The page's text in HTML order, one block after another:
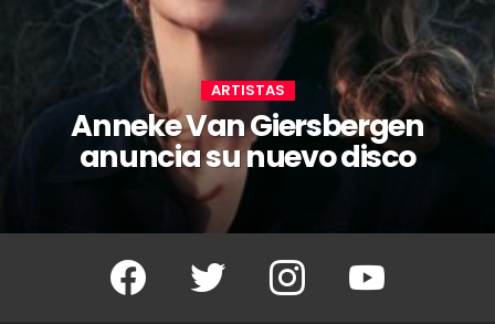
ARTISTAS
Anneke Van Giersbergen
anuncia su nuevo disco
Facebook Twitter Instagram Youtube